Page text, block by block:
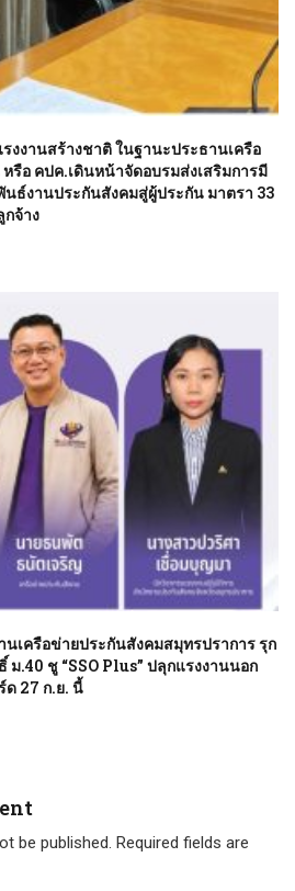
งงานสร้างชาติ ในฐานะประธานเครือ
รือ คปค.เดินหน้าจัดอบรมส่งเสริมการมี
ธ์งานประกันสังคมสู่ผู้ประกัน มาตรา 33
จ้าง
นเครือข่ายประกันสังคมสมุทรปราการ รุก
.40 ชู “SSO Plus” ปลุกแรงงานนอก
ด 27 ก.ย. นี้
be published. Required fields are